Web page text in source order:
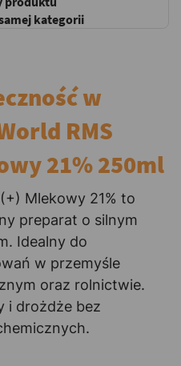
kategorii
w
RMS
21% 250ml
Mlekowy 21% to
preparat o silnym
Idealny do
w przemyśle
oraz rolnictwie.
i drożdże bez